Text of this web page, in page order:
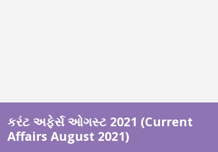
કરંટ અફેર્સ ઓગસ્ટ 2021 (Current
Affairs August 2021)